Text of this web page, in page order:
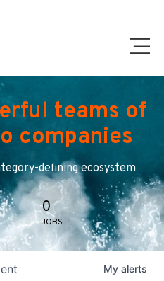
teams of
companies
defining ecosystem
0
JOBS
My alerts